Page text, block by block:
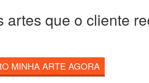
artes que o cliente
MINHA ARTE AGORA